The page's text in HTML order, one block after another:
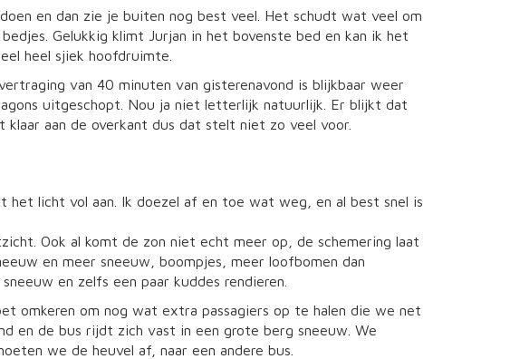
en dan zie je buiten nog best veel. Het schudt wat veel om
Gelukkig klimt Jurjan in het bovenste bed en kan ik het
heel sjiek hoofdruimte.
van 40 minuten van gisterenavond is blijkbaar weer
uitgeschopt. Nou ja niet letterlijk natuurlijk. Er blijkt dat
aan de overkant dus dat stelt niet zo veel voor.
licht vol aan. Ik doezel af en toe wat weg, en al best snel is
Ook al komt de zon niet echt meer op, de schemering laat
en meer sneeuw, boompjes, meer loofbomen dan
en zelfs een paar kuddes rendieren.
omkeren om nog wat extra passagiers op te halen die we net
en de bus rijdt zich vast in een grote berg sneeuw. We
we de heuvel af, naar een andere bus.